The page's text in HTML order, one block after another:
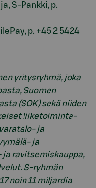
S-Pankki, p.
p. +45 2 5424
yritysryhmä, joka
Suomen
(SOK) sekä niiden
liiketoiminta-
ja
ja
ravitsemiskauppa,
S-ryhmän
noin 11 miljardia